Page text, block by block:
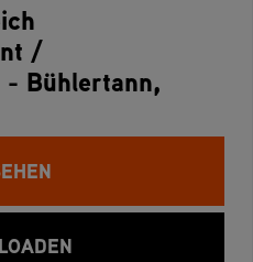
/
- Bühlertann,